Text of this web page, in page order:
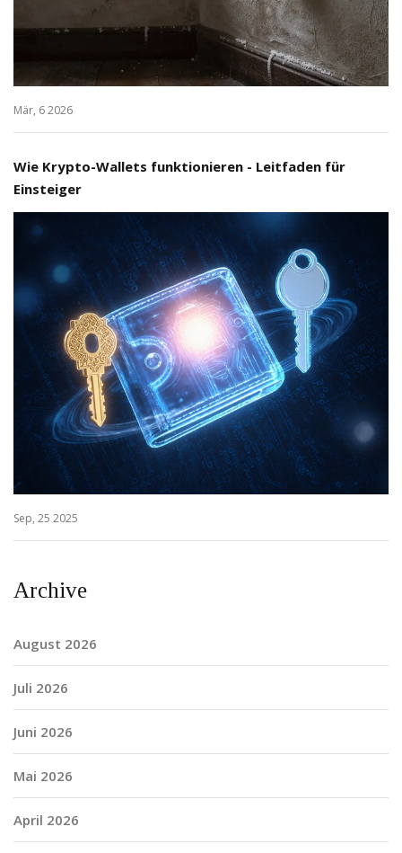
Mär, 6 2026
Wie Krypto-Wallets funktionieren - Leitfaden für
Einsteiger
Sep, 25 2025
Archive
August 2026
Juli 2026
Juni 2026
Mai 2026
April 2026